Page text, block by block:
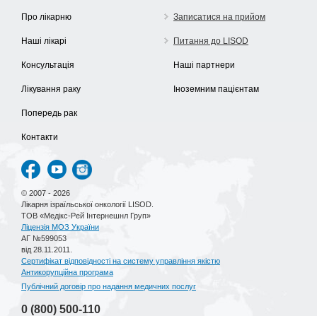
Про лікарню
Наші лікарі
Консультація
Лікування раку
Попередь рак
Контакти
Записатися на прийом
Питання до LISOD
Наші партнери
Іноземним пацієнтам
© 2007 - 2026
Лікарня ізраїльської онкології LISOD.
ТОВ «Медікс-Рей Інтернешнл Груп»
Ліцензія МОЗ України
АГ №599053
від 28.11.2011.
Сертифікат відповідності на систему управління якістю
Антикорупційна програма
Публічний договір про надання медичних послуг
0 (800) 500-110